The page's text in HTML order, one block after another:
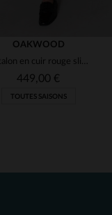
DISPONIBLES
OAKWOOD
Pantalon en cuir rouge slimfit
449,00 €
TOUTES SAISONS